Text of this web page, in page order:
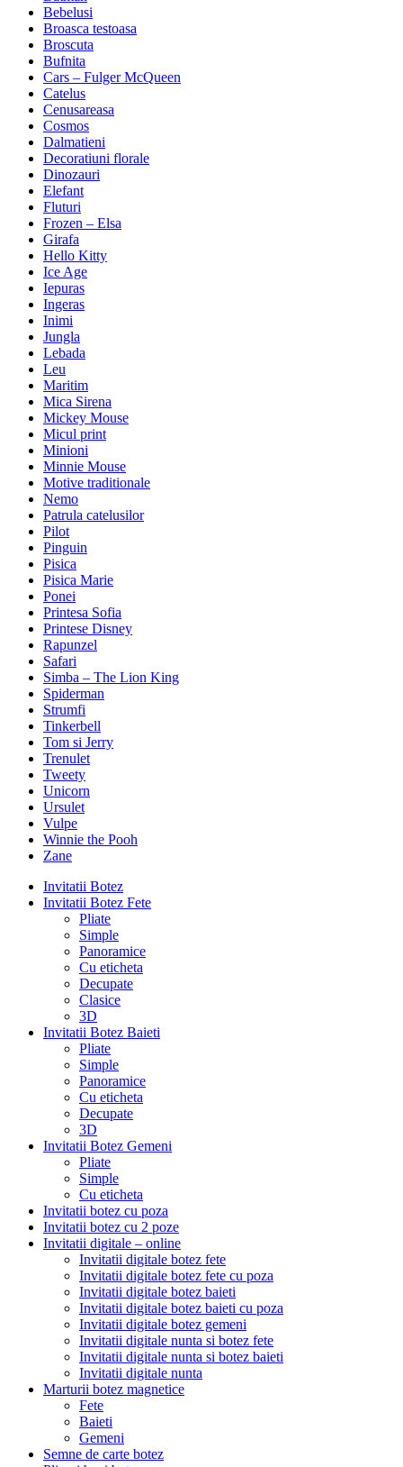
Bebelusi
Broasca testoasa
Broscuta
Bufnita
Cars – Fulger McQueen
Catelus
Cenusareasa
Cosmos
Dalmatieni
Decoratiuni florale
Dinozauri
Elefant
Fluturi
Frozen – Elsa
Girafa
Hello Kitty
Ice Age
Iepuras
Ingeras
Inimi
Jungla
Lebada
Leu
Maritim
Mica Sirena
Mickey Mouse
Micul print
Minioni
Minnie Mouse
Motive traditionale
Nemo
Patrula catelusilor
Pilot
Pinguin
Pisica
Pisica Marie
Ponei
Printesa Sofia
Printese Disney
Rapunzel
Safari
Simba – The Lion King
Spiderman
Strumfi
Tinkerbell
Tom si Jerry
Trenulet
Tweety
Unicorn
Ursulet
Vulpe
Winnie the Pooh
Zane
Invitatii Botez
Invitatii Botez Fete
Pliate
Simple
Panoramice
Cu eticheta
Decupate
Clasice
3D
Invitatii Botez Baieti
Pliate
Simple
Panoramice
Cu eticheta
Decupate
3D
Invitatii Botez Gemeni
Pliate
Simple
Cu eticheta
Invitatii botez cu poza
Invitatii botez cu 2 poze
Invitatii digitale – online
Invitatii digitale botez fete
Invitatii digitale botez fete cu poza
Invitatii digitale botez baieti
Invitatii digitale botez baieti cu poza
Invitatii digitale botez gemeni
Invitatii digitale nunta si botez fete
Invitatii digitale nunta si botez baieti
Invitatii digitale nunta
Marturii botez magnetice
Fete
Baieti
Gemeni
Semne de carte botez